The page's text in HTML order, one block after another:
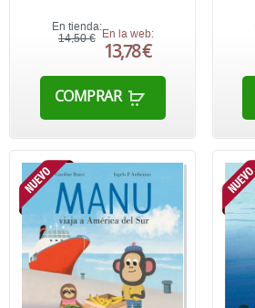
En tienda:
14,50 € En la web:
13,78 €
COMPRAR